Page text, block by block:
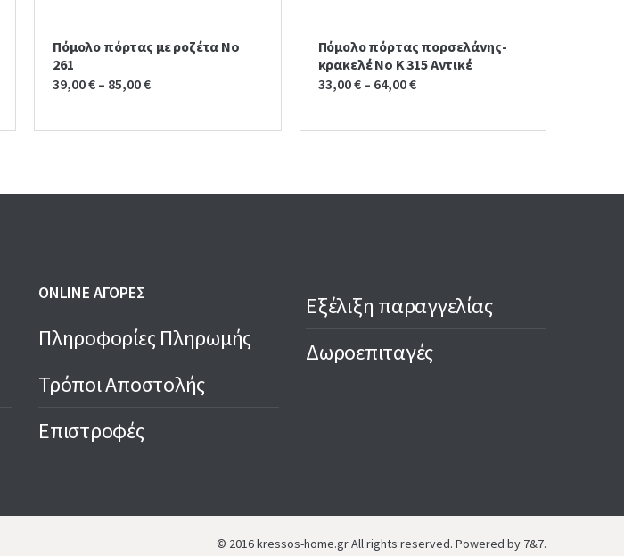
Πόμολο πόρτας με ροζέτα No
261
39,00€ – 85,00€
Πόμολο πόρτας πορσελάνης-
κρακελέ No K 315 Αντικέ
33,00€– 64,00€
ONLINE ΑΓΟΡΕΣ
Πληροφορίες Πληρωμής
Τρόποι Αποστολής
Επιστροφές
Εξέλιξη παραγγελίας
Δωροεπιταγές
© 2016 kressos-home.gr All rights reserved. Powered by 7&7.